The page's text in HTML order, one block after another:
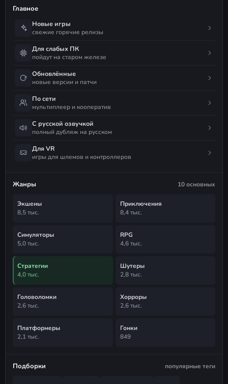
Главное
Новые игры
свежие горячие релизы
Для слабых ПК
пойдут на старом железе
Обновлённые
новые версии и патчи
По сети
мультиплеер и кооператив
С русской озвучкой
полный дубляж на русском
Для VR
игры для шлемов и контроллеров
Жанры 10 основных
Экшены
8,5 тыс.
Приключения
8,4 тыс.
Симуляторы
5,0 тыс.
RPG
4,6 тыс.
Стратегии
4,0 тыс.
Шутеры
2,8 тыс.
Головоломки
2,6 тыс.
Хорроры
2,6 тыс.
Платформеры
2,1 тыс.
Гонки
849
Подборки популярные теги